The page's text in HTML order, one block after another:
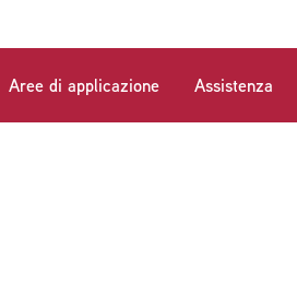
Aree di applicazione Assistenza